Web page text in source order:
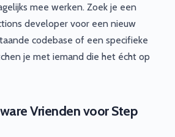
mee werken. Zoek je een
developer voor een nieuw
codebase of een specifieke
je met iemand die het écht op
Vrienden voor Step